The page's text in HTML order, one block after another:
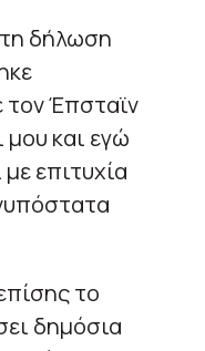
δήλωση
Έπσταϊν
μου και εγώ
επιτυχία
το
δημόσια